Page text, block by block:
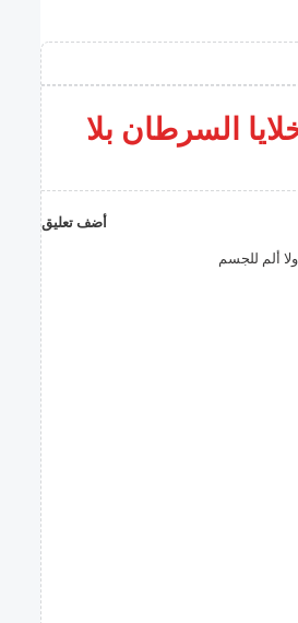
السرطان بلا
أضف تعليق